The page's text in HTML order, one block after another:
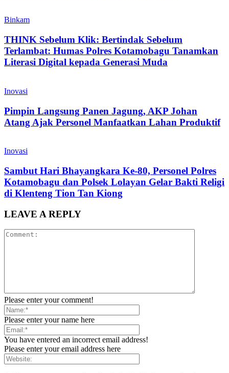
Binkam
THINK Sebelum Klik: Bertindak Sebelum
Terlambat: Humas Polres Kotamobagu Tanamkan
Literasi Digital kepada Generasi Muda
Inovasi
Pimpin Langsung Panen Jagung, AKP Johan
Atang Ajak Personel Manfaatkan Lahan Produktif
Inovasi
Sambut Hari Bhayangkara Ke-80, Personel Polres
Kotamobagu dan Polsek Lolayan Gelar Bakti Religi
di Klenteng Tion Tan Kiong
LEAVE A REPLY
Please enter your comment!
Please enter your name here
You have entered an incorrect email address!
Please enter your email address here